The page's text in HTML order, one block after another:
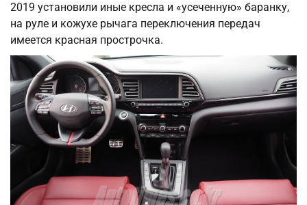
2019 установили иные кресла и «усеченную» баранку,
на руле и кожухе рычага переключения передач
имеется красная прострочка.